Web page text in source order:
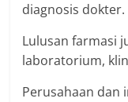
diagnosis dokter.
Lulusan farmasi
laboratorium,
Perusahaan dan